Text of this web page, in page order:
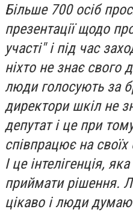
Більше 700 осіб
презентації щодо
участі" і під час
ніхто не знає свого
люди голосують за
директори шкіл не
депутат і це при
співпрацює на
І це інтелігенція,
приймати рішення.
цікаво і люди